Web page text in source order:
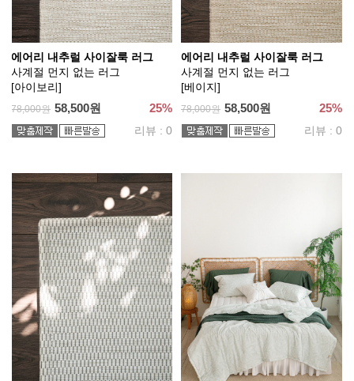
에어리 내추럴 사이잘룩 러그
사계절 먼지 없는 러그
[아이보리]
78,000원 58,500원 25%
리뷰 : 0
에어리 내추럴 사이잘룩 러그
사계절 먼지 없는 러그
[베이지]
78,000원 58,500원 25%
리뷰 : 0